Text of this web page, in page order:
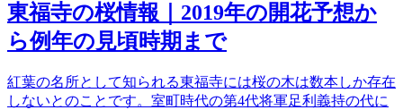
東福寺の桜情報｜2019年の開花予想か
ら例年の見頃時期まで
紅葉の名所として知られる東福寺には桜の木は数本しか存在
しないとのことです。室町時代の第4代将軍足利義持の代に